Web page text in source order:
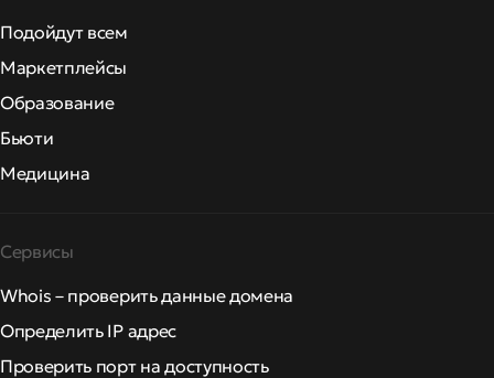
Подойдут всем
Маркетплейсы
Образование
Бьюти
Медицина
Сервисы
Whois – проверить данные домена
Определить IP адрес
Проверить порт на доступность